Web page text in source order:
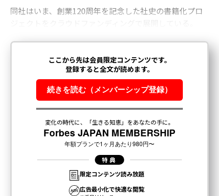
同社はいま、創業120周年を記念した社史の書籍化プロ